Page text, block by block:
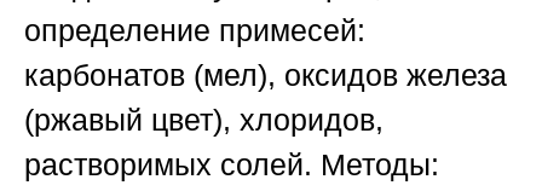
определение примесей:
карбонатов (мел), оксидов железа
(ржавый цвет), хлоридов,
растворимых солей. Методы: